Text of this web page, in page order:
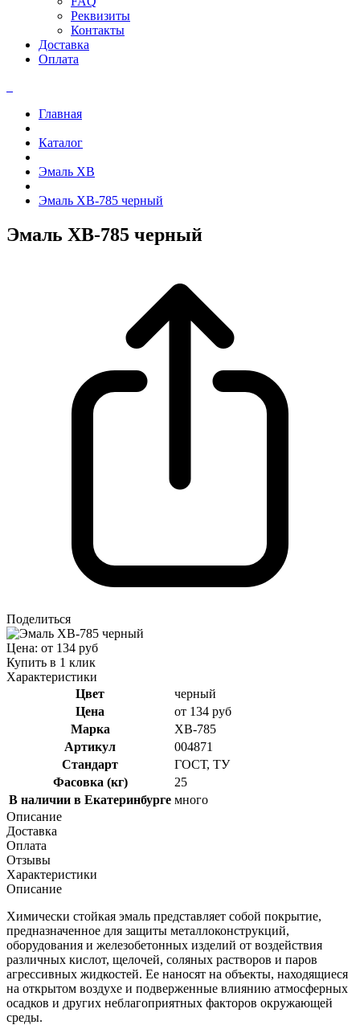
Реквизиты
Контакты
Доставка
Оплата
Главная
Каталог
Эмаль ХВ
Эмаль ХВ-785 черный
Эмаль ХВ-785 черный
Поделиться
Цена: от 134 руб
Купить в 1 клик
Характеристики
Цвет
черный
Цена
от 134 руб
Марка
ХВ-785
Артикул
004871
Стандарт
ГОСТ, ТУ
Фасовка (кг)
25
В наличии в Екатеринбурге много
Описание
Доставка
Оплата
Отзывы
Характеристики
Описание
Химически стойкая эмаль представляет собой покрытие,
предназначенное для защиты металлоконструкций,
оборудования и железобетонных изделий от воздействия
различных кислот, щелочей, соляных растворов и паров
агрессивных жидкостей. Ее наносят на объекты, находящиеся
на открытом воздухе и подверженные влиянию атмосферных
осадков и других неблагоприятных факторов окружающей
среды.